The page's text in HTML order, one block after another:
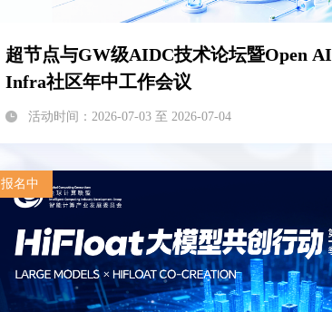
超节点与GW级AIDC技术论坛暨Open AI
Infra社区年中工作会议
活动时间：2026-07-03 至 2026-07-04
报名中